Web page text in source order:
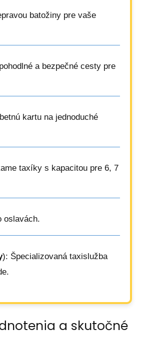
batožiny pre vaše
a bezpečné cesty pre
kartu na jednoduché
taxíky s kapacitou pre 6, 7
oslavách.
): Špecializovaná taxislužba
a skutočné